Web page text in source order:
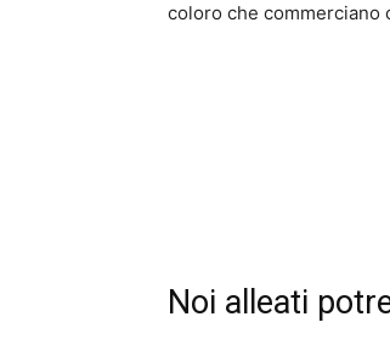
coloro che commerciano
Noi alleati